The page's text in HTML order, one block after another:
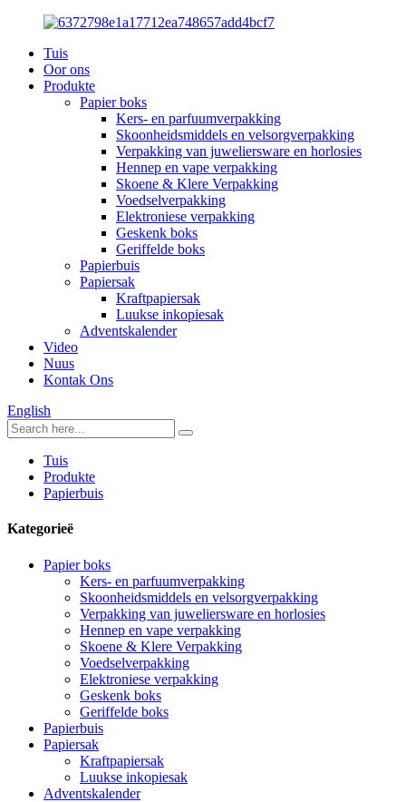
Tuis
Oor ons
Produkte
Papier boks
Kers- en parfuumverpakking
Skoonheidsmiddels en velsorgverpakking
Verpakking van juweliersware en horlosies
Hennep en vape verpakking
Skoene & Klere Verpakking
Voedselverpakking
Elektroniese verpakking
Geskenk boks
Geriffelde boks
Papierbuis
Papiersak
Kraftpapiersak
Luukse inkopiesak
Adventskalender
Video
Nuus
Kontak Ons
English
Tuis
Produkte
Papierbuis
Kategorieë
Papier boks
Kers- en parfuumverpakking
Skoonheidsmiddels en velsorgverpakking
Verpakking van juweliersware en horlosies
Hennep en vape verpakking
Skoene & Klere Verpakking
Voedselverpakking
Elektroniese verpakking
Geskenk boks
Geriffelde boks
Papierbuis
Papiersak
Kraftpapiersak
Luukse inkopiesak
Adventskalender